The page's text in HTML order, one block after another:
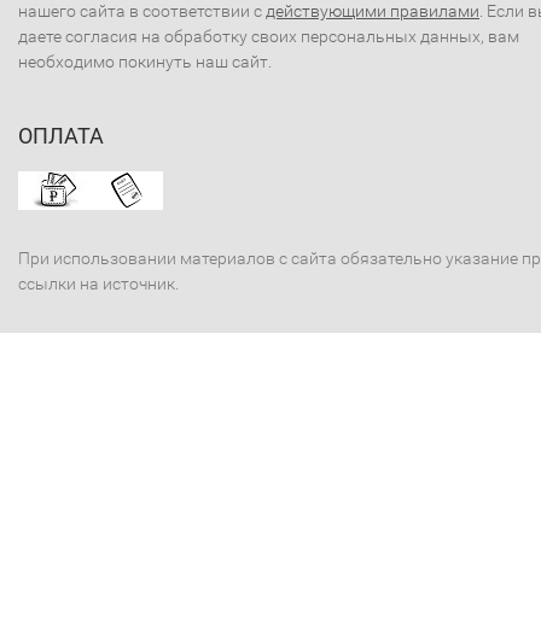
нашего сайта в соответствии с действующими правилами . Если
даете согласия на обработку своих персональных данных, вам
необходимо покинуть наш сайт.
ОПЛАТА
При использовании материалов с сайта обязательно указание
ссылки на источник.